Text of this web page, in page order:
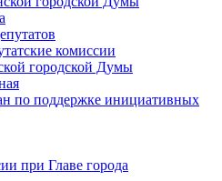
комиссии
городской Думы
по поддержке инициативных
при Главе города